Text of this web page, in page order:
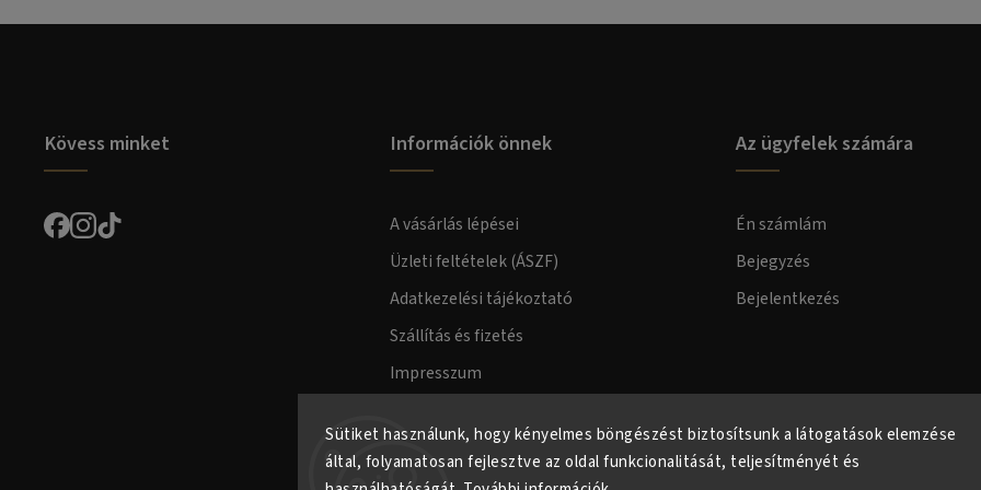
Sütiket használunk, hogy kényelmes böngészést biztosítsunk a látogatások elemzése
által, folyamatosan fejlesztve az oldal funkcionalitását, teljesítményét és
Kövess minket Információk önnek
A vásárlás lépései
Üzleti feltételek (ÁSZF)
Adatkezelési tájékoztató
Szállítás és fizetés
Impresszum
Az ügyfelek számára
Én számlám
Bejegyzés
Bejelentkezés